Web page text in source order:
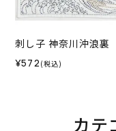
刺し子 神奈川沖浪裏
¥572 (税込)
カテ